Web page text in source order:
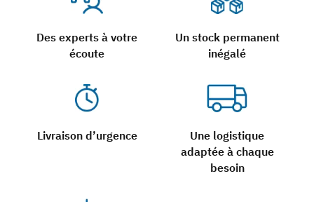
Des experts à votre
écoute
Un stock permanent
inégalé
Livraison d’urgence
Une logistique
adaptée à chaque
besoin